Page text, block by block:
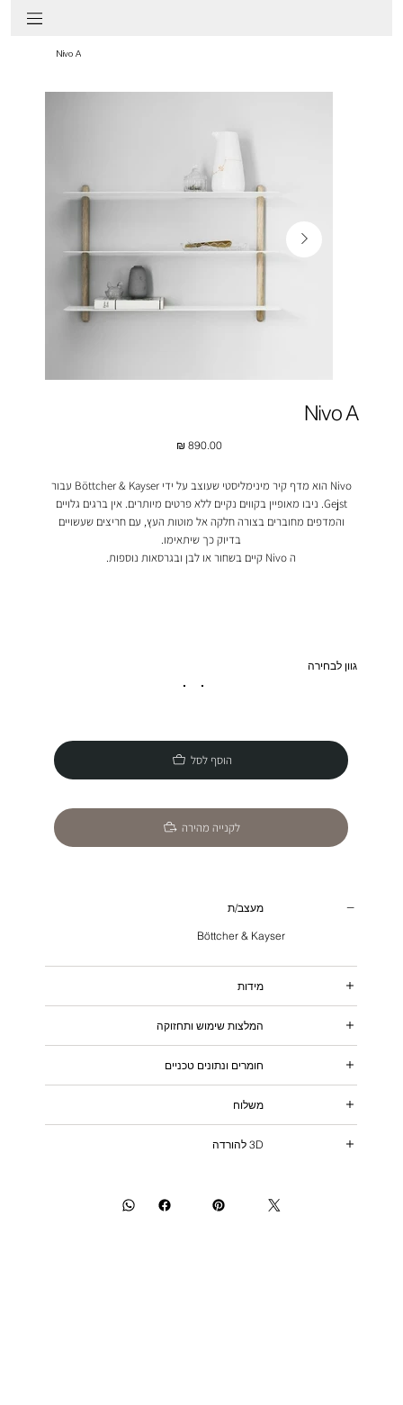
Nivo A
Nivo A
מחיר
Nivo הוא מדף קיר מינימליסטי שעוצב על ידי Böttcher & Kayser עבור
Gejst. ניבו מאופיין בקווים נקיים ללא פרטים מיותרים. אין ברגים גלויים
והמדפים מחוברים בצורה חלקה אל מוטות העץ, עם חריצים שעשויים
בדיוק כך שיתאימו.
ה Nivo קיים בשחור או לבן ובגרסאות נוספות.
גוון לבחירה
הוסף לסל
לקנייה מהירה
מעצב/ת
Böttcher & Kayser
מידות
המלצות שימוש ותחזוקה
חומרים ונתונים טכניים
משלוח
3D להורדה